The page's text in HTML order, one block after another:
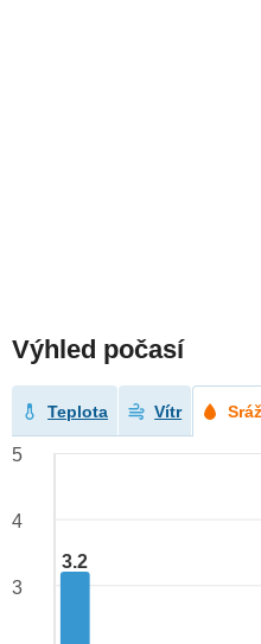
Výhled počasí
Teplota Vítr
3.2
5
4
3